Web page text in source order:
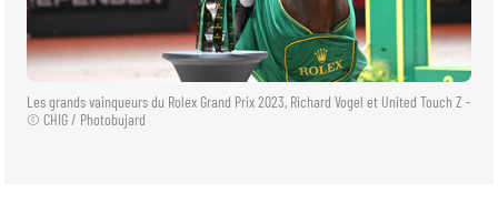
Les grands vainqueurs du Rolex Grand Prix 2023, Richard Vogel et United Touch Z -
© CHIG / Photobujard